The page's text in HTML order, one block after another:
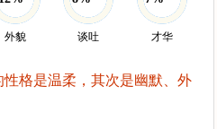
外貌 谈吐 才华
格是温柔，其次是幽默、外